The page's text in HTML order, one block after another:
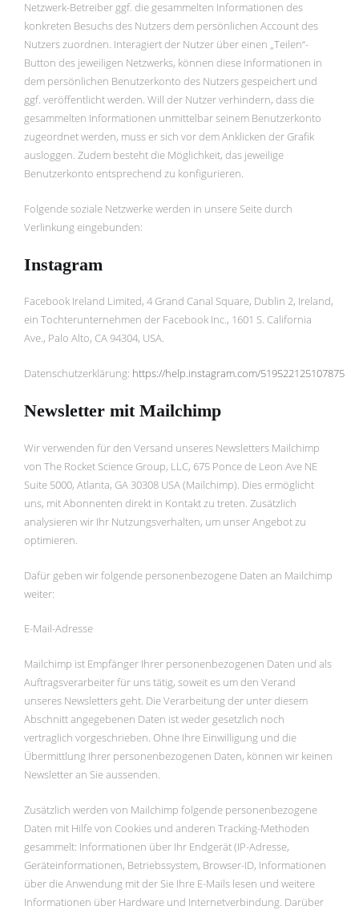
Netzwerk-Betreiber ggf. die gesammelten Informationen des
konkreten Besuchs des Nutzers dem persönlichen Account des
Nutzers zuordnen. Interagiert der Nutzer über einen „Teilen“-
Button des jeweiligen Netzwerks, können diese Informationen in
dem persönlichen Benutzerkonto des Nutzers gespeichert und
ggf. veröffentlicht werden. Will der Nutzer verhindern, dass die
gesammelten Informationen unmittelbar seinem Benutzerkonto
zugeordnet werden, muss er sich vor dem Anklicken der Grafik
ausloggen. Zudem besteht die Möglichkeit, das jeweilige
Benutzerkonto entsprechend zu konfigurieren.
Folgende soziale Netzwerke werden in unsere Seite durch
Verlinkung eingebunden:
Instagram
Facebook Ireland Limited, 4 Grand Canal Square, Dublin 2, Ireland,
ein Tochterunternehmen der Facebook Inc., 1601 S. California
Ave., Palo Alto, CA 94304, USA.
Datenschutzerklärung: https://help.instagram.com/519522125107875
Newsletter mit Mailchimp
Wir verwenden für den Versand unseres Newsletters Mailchimp
von The Rocket Science Group, LLC, 675 Ponce de Leon Ave NE
Suite 5000, Atlanta, GA 30308 USA (Mailchimp). Dies ermöglicht
uns, mit Abonnenten direkt in Kontakt zu treten. Zusätzlich
analysieren wir Ihr Nutzungsverhalten, um unser Angebot zu
optimieren.
Dafür geben wir folgende personenbezogene Daten an Mailchimp
weiter:
E-Mail-Adresse
Mailchimp ist Empfänger Ihrer personenbezogenen Daten und als
Auftragsverarbeiter für uns tätig, soweit es um den Verand
unseres Newsletters geht. Die Verarbeitung der unter diesem
Abschnitt angegebenen Daten ist weder gesetzlich noch
vertraglich vorgeschrieben. Ohne Ihre Einwilligung und die
Übermittlung Ihrer personenbezogenen Daten, können wir keinen
Newsletter an Sie aussenden.
Zusätzlich werden von Mailchimp folgende personenbezogene
Daten mit Hilfe von Cookies und anderen Tracking-Methoden
gesammelt: Informationen über Ihr Endgerät (IP-Adresse,
Geräteinformationen, Betriebssystem, Browser-ID, Informationen
über die Anwendung mit der Sie Ihre E-Mails lesen und weitere
Informationen über Hardware und Internetverbindung. Darüber